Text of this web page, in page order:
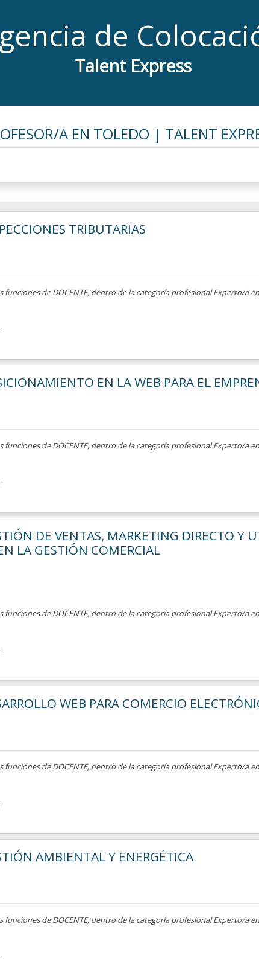
de
Talent Express
A EN TOLEDO | TALENT
TRIBUTARIAS
funciones de DOCENTE, dentro de la categoría profesional Experto/a
EN LA WEB PARA EL
funciones de DOCENTE, dentro de la categoría profesional Experto/a
DE VENTAS, MARKETING DIRECTO Y
LA GESTIÓN COMERCIAL
funciones de DOCENTE, dentro de la categoría profesional Experto/a
WEB PARA COMERCIO
funciones de DOCENTE, dentro de la categoría profesional Experto/a
AMBIENTAL Y ENERGÉTICA
funciones de DOCENTE, dentro de la categoría profesional Experto/a